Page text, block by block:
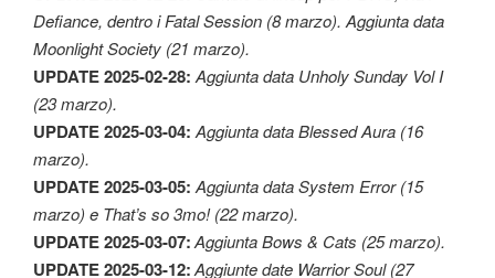
Defiance, dentro i Fatal Session (8 marzo). Aggiunta data
Moonlight Society (21 marzo).
UPDATE 2025-02-28: Aggiunta data Unholy Sunday Vol I
(23 marzo).
UPDATE 2025-03-04: Aggiunta data Blessed Aura (16
marzo).
UPDATE 2025-03-05: Aggiunta data System Error (15
marzo) e That’s so 3mo! (22 marzo).
UPDATE 2025-03-07:Aggiunta Bows & Cats (25 marzo).
UPDATE 2025-03-12:Aggiunte date Warrior Soul (27